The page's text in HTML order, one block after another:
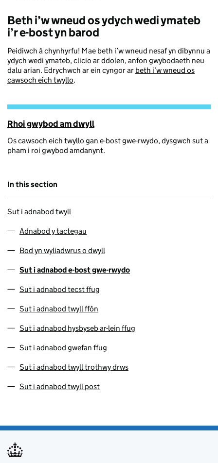
Beth i’w wneud os ydych wedi ymateb
i’r e-bost yn barod
Peidiwch â chynhyrfu! Mae beth i’w wneud nesaf yn dibynnu a
ydych wedi ymateb, clicio ar ddolen, anfon gwybodaeth neu
dalu arian. Edrychwch ar ein cyngor ar beth i’w wneud os
cawsoch eich twyllo.
Rhoi gwybod am dwyll
Os cawsoch eich twyllo gan e-bost gwe-rwydo, dysgwch sut a
pham i roi gwybod amdanynt.
In this section
Sut i adnabod twyll
Adnabod y tactegau
Bod yn wyliadwrus o dwyll
Sut i adnabod e-bost gwe-rwydo
Sut i adnabod tecst ffug
Sut i adnabod twyll ffôn
Sut i adnabod hysbyseb ar-lein ffug
Sut i adnabod gwefan ffug
Sut i adnabod twyll trothwy drws
Sut i adnabod twyll post